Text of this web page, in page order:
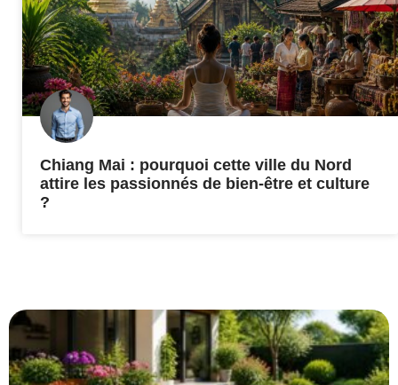
Chiang Mai : pourquoi cette ville du Nord
attire les passionnés de bien-être et culture
?